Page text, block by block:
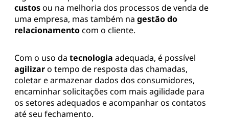
custosou na melhoria dos processos de venda de
uma empresa, mas também na gestão do
relacionamentocom o cliente.
Com o uso da tecnologia adequada, é possível
agilizaro tempo de resposta das chamadas,
coletar e armazenar dados dos consumidores,
encaminhar solicitações com mais agilidade para
os setores adequados e acompanhar os contatos
até seu fechamento.